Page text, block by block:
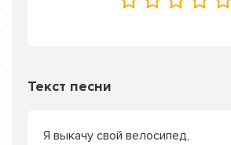
Текст песни
Я выкачу свой велосипед,